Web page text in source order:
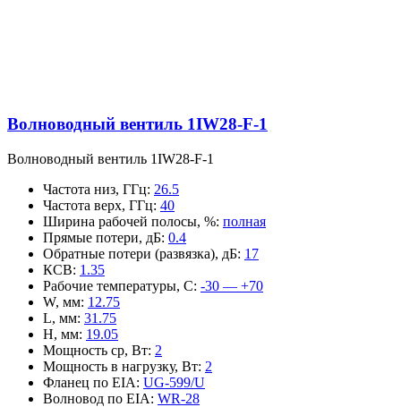
Волноводный вентиль 1IW28-F-1
Волноводный вентиль 1IW28-F-1
Частота низ, ГГц: 26.5
Частота верх, ГГц: 40
Ширина рабочей полосы, %: полная
Прямые потери, дБ: 0.4
Обратные потери (развязка), дБ: 17
КСВ: 1.35
Рабочие температуры, С: -30 — +70
W, мм: 12.75
L, мм: 31.75
H, мм: 19.05
Мощность ср, Вт: 2
Мощность в нагрузку, Вт: 2
Фланец по EIA: UG-599/U
Волновод по EIA: WR-28